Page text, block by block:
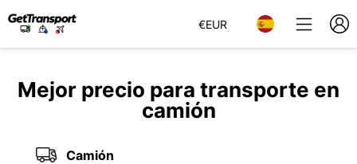
€EUR
Mejor precio para transporte en
camión
Camión